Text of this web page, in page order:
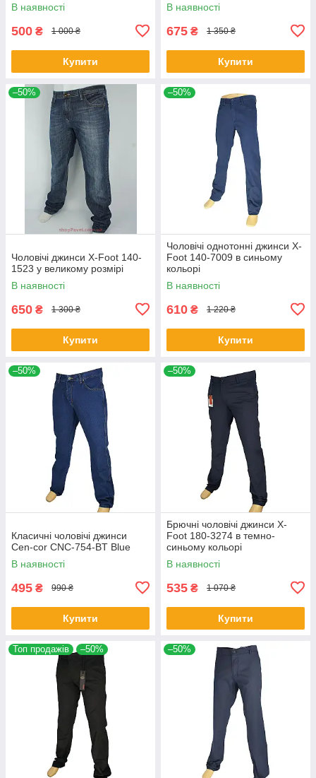
В наявності
500 ₴ 1 000 ₴
Купити
В наявності
675 ₴ 1 350 ₴
Купити
–50%
Чоловічі джинси X-Foot 140-
1523 у великому розмірі
В наявності
650 ₴ 1 300 ₴
Купити
–50%
Чоловічі однотонні джинси X-
Foot 140-7009 в синьому
кольорі
В наявності
610 ₴ 1 220 ₴
Купити
–50%
Класичні чоловічі джинси
Cen-cor CNC-754-BT Blue
В наявності
495 ₴ 990 ₴
Купити
–50%
Брючні чоловічі джинси X-
Foot 180-3274 в темно-
синьому кольорі
В наявності
535 ₴ 1 070 ₴
Купити
Топ продажів –50% –50%